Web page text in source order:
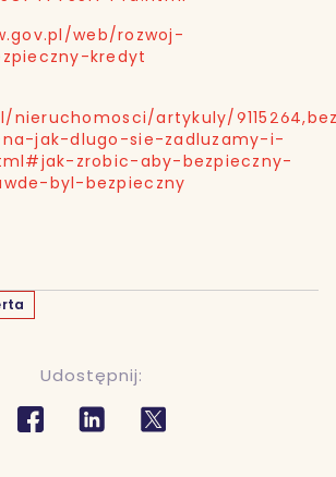
web/rozwoj-
kredyt
artykuly/
jak-dlugo-sie-zadluzamy-i-
zrobic-aby-bezpieczny-
byl-bezpieczny
Udostępnij: